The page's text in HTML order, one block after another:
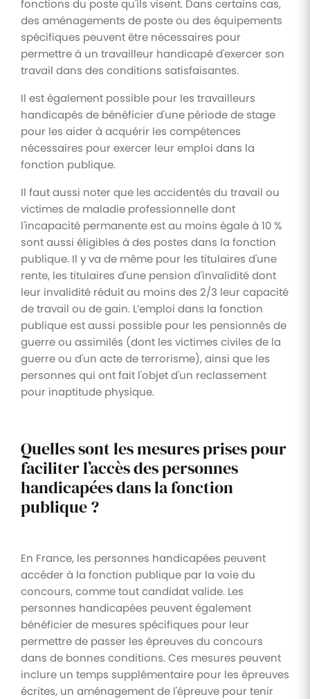
fonctions du poste qu'ils visent. Dans certains cas,
des aménagements de poste ou des équipements
spécifiques peuvent être nécessaires pour
permettre à un travailleur handicapé d'exercer son
travail dans des conditions satisfaisantes.
Il est également possible pour les travailleurs
handicapés de bénéficier d'une période de stage
pour les aider à acquérir les compétences
nécessaires pour exercer leur emploi dans la
fonction publique.
Il faut aussi noter que les accidentés du travail ou
victimes de maladie professionnelle dont
l'incapacité permanente est au moins égale à 10 %
sont aussi éligibles à des postes dans la fonction
publique. Il y va de même pour les titulaires d'une
rente, les titulaires d'une pension d'invalidité dont
leur invalidité réduit au moins des 2/3 leur capacité
de travail ou de gain. L’emploi dans la fonction
publique est aussi possible pour les pensionnés de
guerre ou assimilés (dont les victimes civiles de la
guerre ou d'un acte de terrorisme), ainsi que les
personnes qui ont fait l'objet d'un reclassement
pour inaptitude physique.
Quelles sont les mesures prises pour
faciliter l’accès des personnes
handicapées dans la fonction
publique ?
En France, les personnes handicapées peuvent
accéder à la fonction publique par la voie du
concours, comme tout candidat valide. Les
personnes handicapées peuvent également
bénéficier de mesures spécifiques pour leur
permettre de passer les épreuves du concours
dans de bonnes conditions. Ces mesures peuvent
inclure un temps supplémentaire pour les épreuves
écrites, un aménagement de l'épreuve pour tenir